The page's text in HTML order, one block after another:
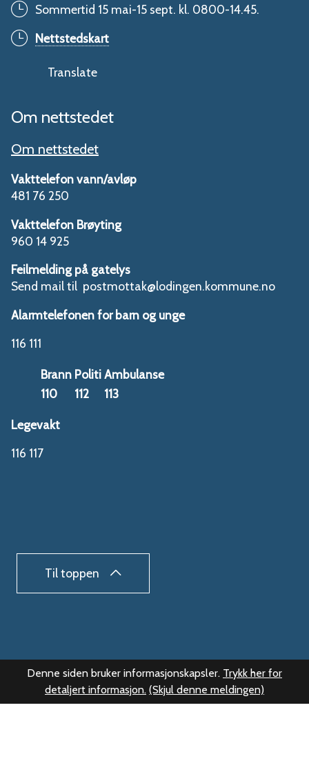
Sommertid 15 mai-15 sept. kl. 0800-14.45.
Nettstedskart
Translate
Om nettstedet
Om nettstedet
Vakttelefon vann/avløp
481 76 250
Vakttelefon Brøyting
960 14 925
Feilmelding på gatelys
Send mail til postmottak@lodingen.kommune.no
Alarmtelefonen for barn og unge
116 111
Brann PolitiAmbulanse
110
112 113
Legevakt
116 117
Til toppen
Denne siden bruker informasjonskapsler. Trykk her for
detaljert informasjon. (Skjul denne meldingen)